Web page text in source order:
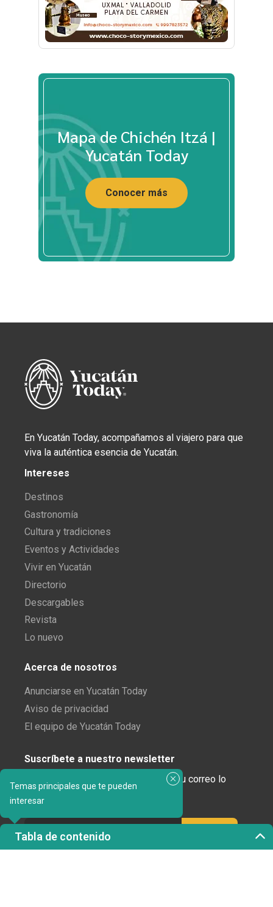
Temas principales que te pueden
interesar
Tabla de contenido
Mapa de Chichén Itzá |
Yucatán Today
Conocer más
En Yucatán Today, acompañamos al viajero para que
viva la auténtica esencia de Yucatán.
Intereses
Destinos
Gastronomía
Cultura y tradiciones
Eventos y Actividades
Vivir en Yucatán
Directorio
Descargables
Revista
Lo nuevo
Acerca de nosotros
Anunciarse en Yucatán Today
Aviso de privacidad
El equipo de Yucatán Today
Suscríbete a nuestro newsletter
¿Enamorado de Yucatán? Recibe en tu correo lo
mejor de Yucatán Today.